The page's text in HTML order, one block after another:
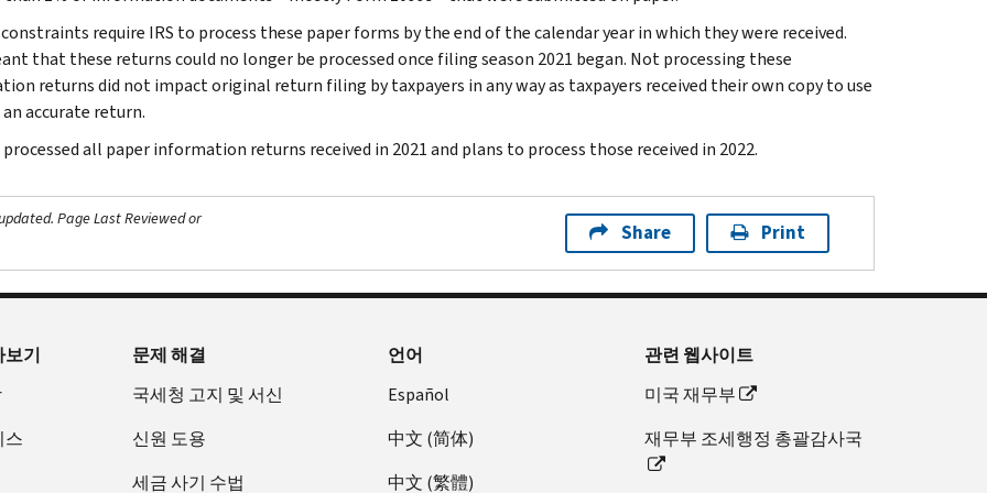
require IRS to process these paper forms by the end of the calendar year in which they were received.
that these returns could no longer be processed once filing season 2021 began. Not processing these
returns did not impact original return filing by taxpayers in any way as taxpayers received their own copy to use
accurate return.
processed all paper information returns received in 2021 and plans to process those received in 2022.
Page Last Reviewed or
Share Print
보기
스
문제 해결
국세청 고지 및 서신
신원 도용
세금 사기 수법
언어
Español
中文 (简体)
中文 (繁體)
관련 웹사이트
미국 재무부
재무부 조세행정 총괄감사국